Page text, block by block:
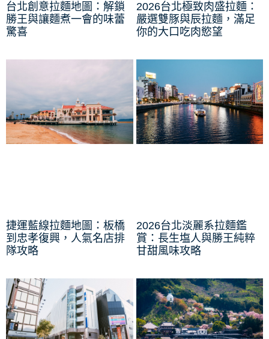
台北創意拉麵地圖：解鎖
勝王與讓麵煮一會的味蕾
驚喜
2026台北極致肉盛拉麵：
嚴選雙豚與辰拉麵，滿足
你的大口吃肉慾望
捷運藍線拉麵地圖：板橋
到忠孝復興，人氣名店排
隊攻略
2026台北淡麗系拉麵鑑
賞：長生塩人與勝王純粹
甘甜風味攻略